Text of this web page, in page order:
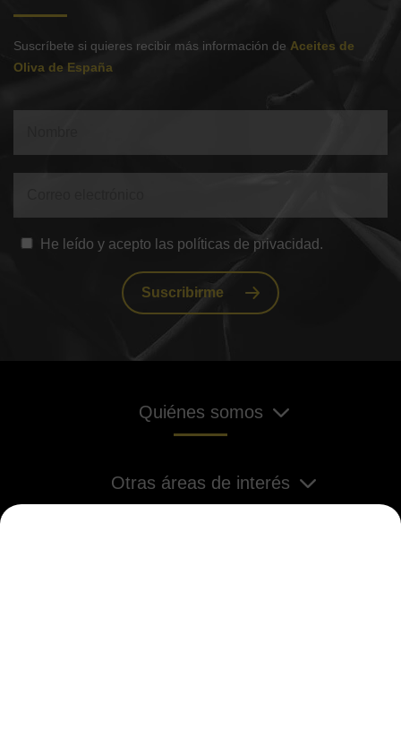
He leído y acepto las políticas de privacidad.
Suscribirme
Suscríbete si quieres recibir más información de Aceites de
Oliva de España
Quiénes somos
Otras áreas de interés